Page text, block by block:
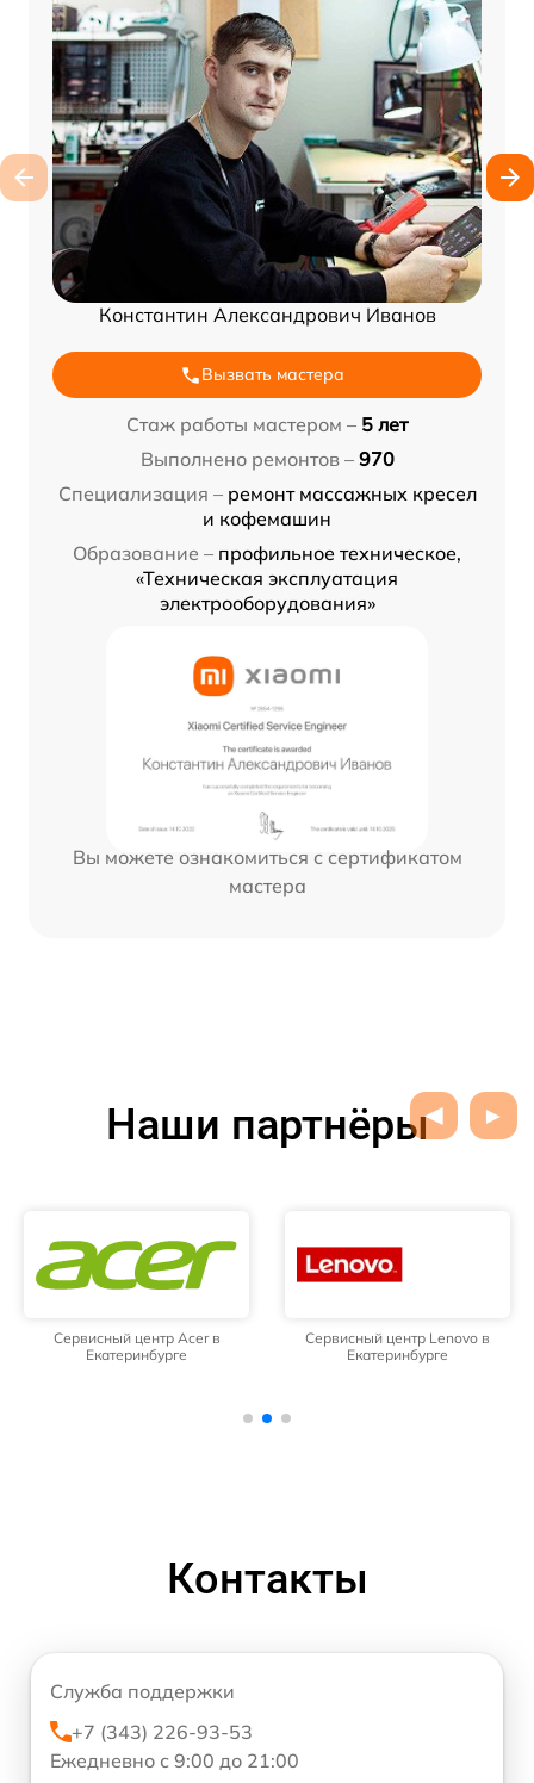
Константин Александрович Иванов
Вызвать мастера
Стаж работы мастером – 5 лет
Выполнено ремонтов – 970
Специализация – ремонт массажных кресел
и кофемашин
Образование – профильное техническое,
«Техническая эксплуатация
электрооборудования»
Вы можете ознакомиться с сертификатом
мастера
Наши партнёры
Сервисный центр Acer в
Екатеринбурге
Сервисный центр Lenovo в
Екатеринбурге
Контакты
Служба поддержки
+7 (343) 226-93-53
Ежедневно с 9:00 до 21:00